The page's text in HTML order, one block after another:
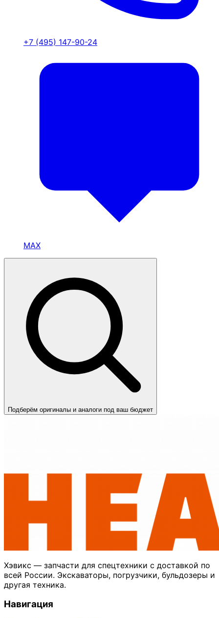
+7 (495) 147-90-24
MAX
Подберём оригиналы и аналоги под ваш бюджет
Хэвикс — запчасти для спецтехники с доставкой по
всей России. Экскаваторы, погрузчики, бульдозеры и
другая техника.
Навигация